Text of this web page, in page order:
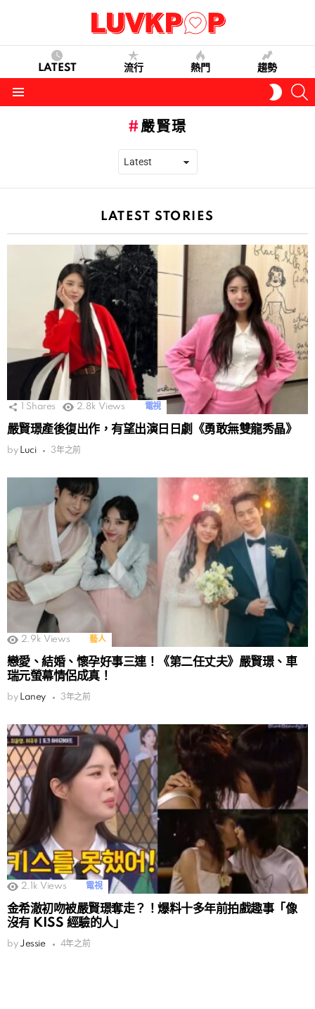
LATEST 流行 熱門 趨勢
SKIN
嚴賢璟
LATEST STORIES
Shares 2.8k Views 電視
嚴賢璟產後復出作，有望出演日日劇《勇敢無雙龍秀晶》
by Luci 3年之前
2.9k Views 藝人
戀愛、結婚、懷孕好事三連！《第二任丈夫》嚴賢璟、車
瑞元螢幕情侶成真！
by Laney 3年之前
2.1k Views 電視
金希澈初吻被嚴賢璟奪走？！爆料十多年前拍戲趣事「像
沒有 KISS 經驗的人」
by Jessie 4年之前